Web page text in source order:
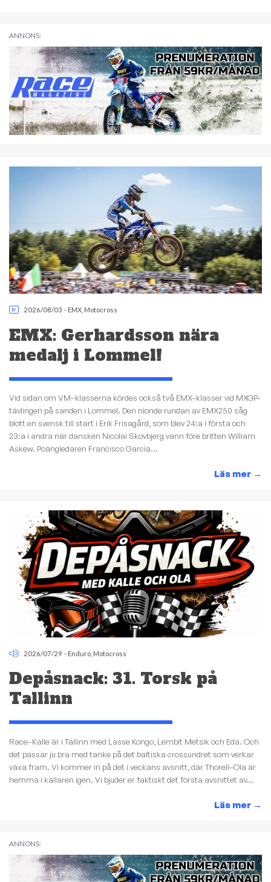
ANNONS:
2026/08/03 - EMX Motocross
EMX: Gerhardsson nära
medalj i Lommel!
Vid sidan om VM–klasserna kördes också två EMX–klasser vid MXGP-
tävlingen på sanden i Lommel. Den nionde rundan av EMX250 såg
blott en svensk till start i Erik Frisagård, som blev 24:a i första och
23:a i andra när dansken Nicolai Skovbjerg vann före britten William
Askew. Poängledaren Francisco Garcia...
Läs mer →
2026/07/29 - Enduro Motocross
Depåsnack: 31. Torsk på
Tallinn
Race–Kalle är i Tallinn med Lasse Kongo, Lembit Metsik och Eda. Och
det passar ju bra med tanke på det baltiska crossundret som verkar
växa fram. Vi kommer in på det i veckans avsnitt, där Thorell–Ola är
hemma i källaren igen. Vi bjuder er faktiskt det första avsnittet av...
Läs mer →
ANNONS: